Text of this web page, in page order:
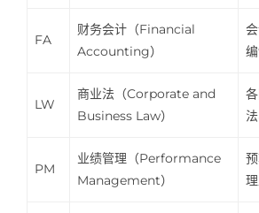
FA
财务会计（Financial
Accounting）
LW
商业法（Corporate and
Business Law）
PM
业绩管理（Performance
Management）